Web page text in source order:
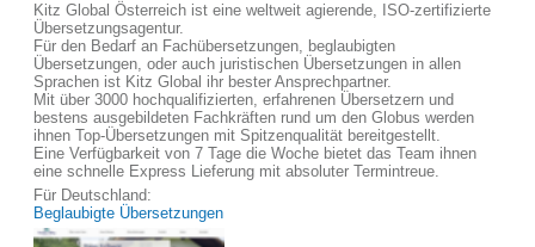
Kitz Global Österreich ist eine weltweit agierende, ISO-zertifizierte
Übersetzungsagentur.
Für den Bedarf an Fachübersetzungen, beglaubigten
Übersetzungen, oder auch juristischen Übersetzungen in allen
Sprachen ist Kitz Global ihr bester Ansprechpartner.
Mit über 3000 hochqualifizierten, erfahrenen Übersetzern und
bestens ausgebildeten Fachkräften rund um den Globus werden
ihnen Top-Übersetzungen mit Spitzenqualität bereitgestellt.
Eine Verfügbarkeit von 7 Tage die Woche bietet das Team ihnen
eine schnelle Express Lieferung mit absoluter Termintreue.
Für Deutschland:
Beglaubigte Übersetzungen